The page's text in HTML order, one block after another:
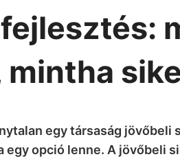
mintha
egy társaság
egy opció lenne. A jövőbeli